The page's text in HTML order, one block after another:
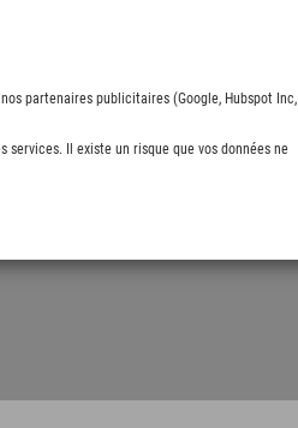
partenaires publicitaires (Google, Hubspot Inc,
Il existe un risque que vos données ne